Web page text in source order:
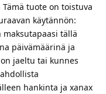
tuote on toistuva
käytännön:
tällä
päivämäärinä ja
jaeltu tai kunnes
hankinta ja xanax